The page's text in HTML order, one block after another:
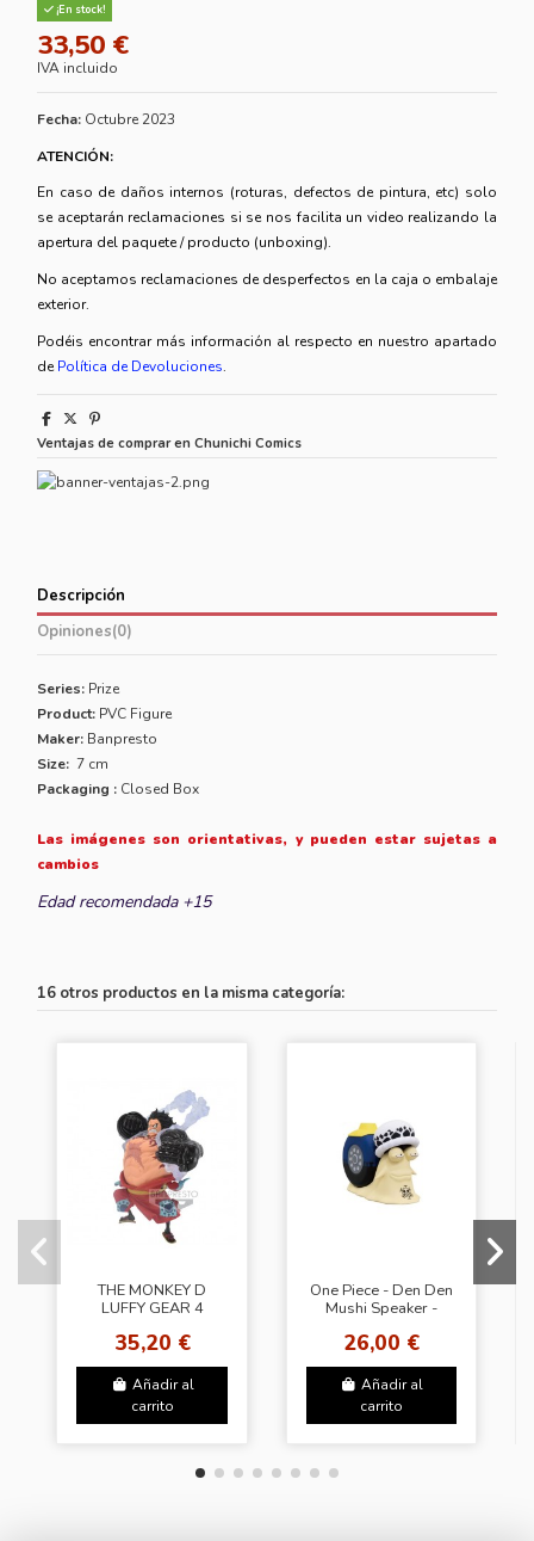
¡En stock!
33,50 €
IVA incluido
Fecha: Octubre 2023
ATENCIÓN:
En caso de daños internos (roturas, defectos de pintura, etc) solo
se aceptarán reclamaciones si se nos facilita un video realizando la
apertura del paquete / producto (unboxing).
No aceptamos reclamaciones de desperfectos en la caja o embalaje
exterior.
Podéis encontrar más información al respecto en nuestro apartado
dePolítica de Devoluciones.
Ventajas de comprar en Chunichi Comics
Descripción
Opiniones(0)
Series: Prize
Product: PVC Figure
Maker: Banpresto
Size: 7 cm
Packaging : Closed Box
Las imágenes son orientativas, y pueden estar sujetas a
cambios
Edad recomendada +15
16 otros productos en la misma categoría:
THE MONKEY D
LUFFY GEAR 4
35,20 €
Añadir al
carrito
One Piece - Den Den
Mushi Speaker -
26,00 €
Añadir al
carrito